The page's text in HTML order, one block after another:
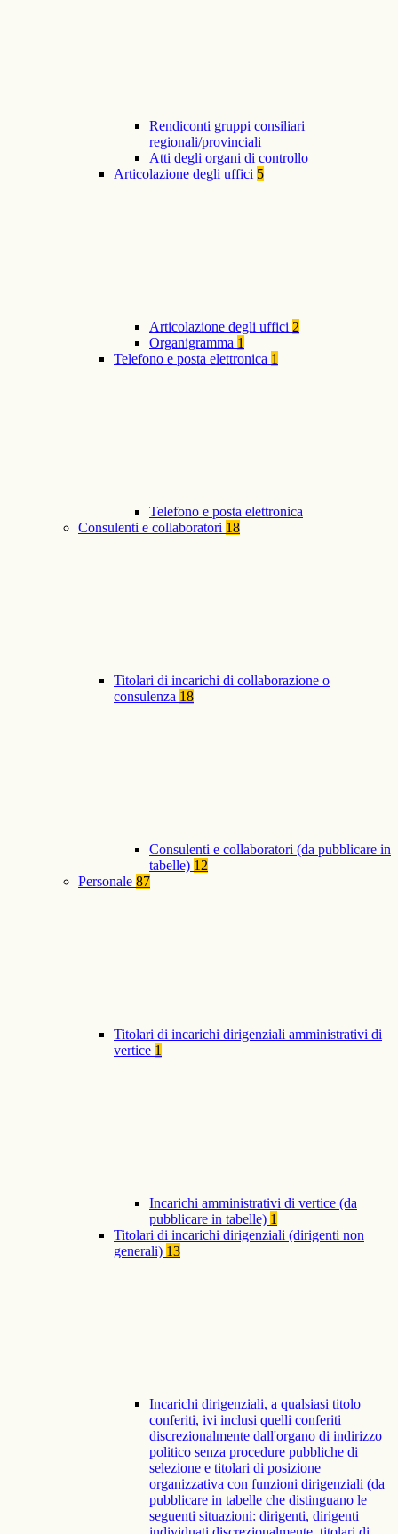
Rendiconti gruppi consiliari
regionali/provinciali
Atti degli organi di controllo
Articolazione degli uffici 5
Articolazione degli uffici 2
Organigramma 1
Telefono e posta elettronica 1
Telefono e posta elettronica
Consulenti e collaboratori 18
Titolari di incarichi di collaborazione o
consulenza 18
Consulenti e collaboratori (da pubblicare in
tabelle) 12
Personale 87
Titolari di incarichi dirigenziali amministrativi di
vertice 1
Incarichi amministrativi di vertice (da
pubblicare in tabelle) 1
Titolari di incarichi dirigenziali (dirigenti non
generali) 13
Incarichi dirigenziali, a qualsiasi titolo
conferiti, ivi inclusi quelli conferiti
discrezionalmente dall'organo di indirizzo
politico senza procedure pubbliche di
selezione e titolari di posizione
organizzativa con funzioni dirigenziali (da
pubblicare in tabelle che distinguano le
seguenti situazioni: dirigenti, dirigenti